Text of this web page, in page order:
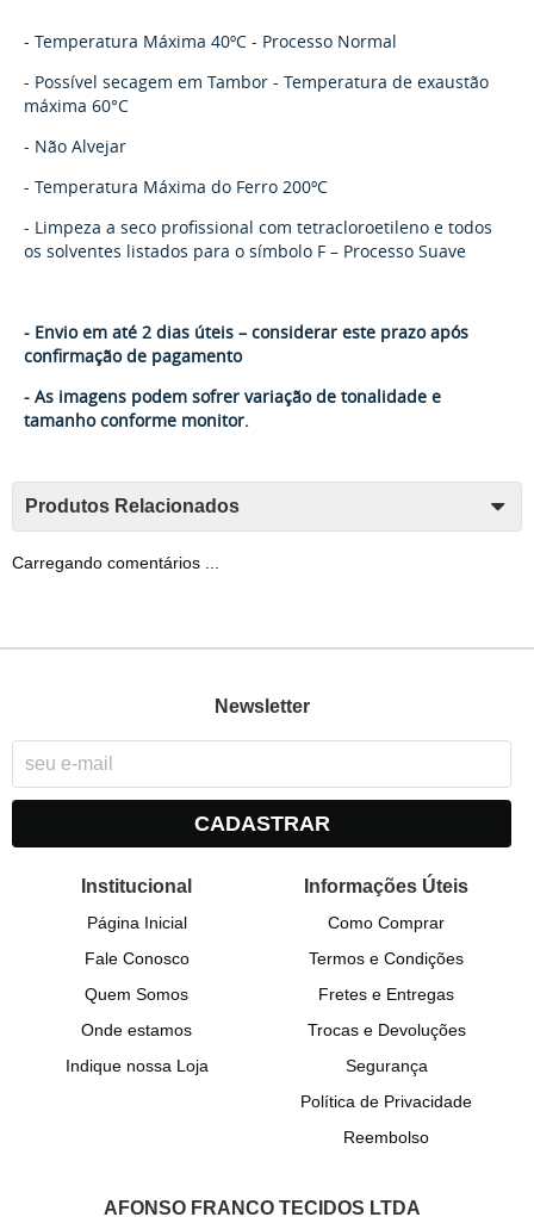
- Temperatura Máxima 40ºC - Processo Normal
- Possível secagem em Tambor - Temperatura de exaustão
máxima 60°C
- Não Alvejar
- Temperatura Máxima do Ferro 200ºC
- Limpeza a seco profissional com tetracloroetileno e todos
os solventes listados para o símbolo F – Processo Suave
- Envio em até 2 dias úteis – considerar este prazo após
confirmação de pagamento
- As imagens podem sofrer variação de tonalidade e
tamanho conforme monitor.
Produtos Relacionados
Carregando comentários ...
Newsletter
CADASTRAR
Institucional
Página Inicial
Fale Conosco
Quem Somos
Onde estamos
Indique nossa Loja
Informações Úteis
Como Comprar
Termos e Condições
Fretes e Entregas
Trocas e Devoluções
Segurança
Política de Privacidade
Reembolso
AFONSO FRANCO TECIDOS LTDA